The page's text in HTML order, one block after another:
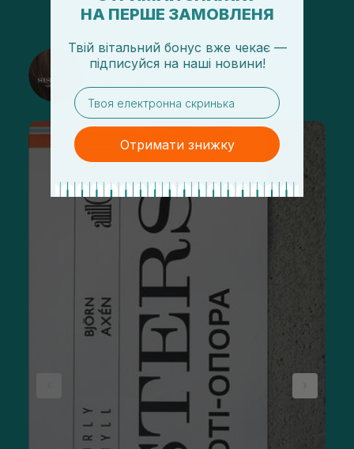
@sisters_stelmakh в Instagram
Підписатися
НА ПЕРШЕ ЗАМОВЛЕНЯ
Твій вітальний бонус вже чекає —
підписуйся на наші новини!
email
Отримати знижку